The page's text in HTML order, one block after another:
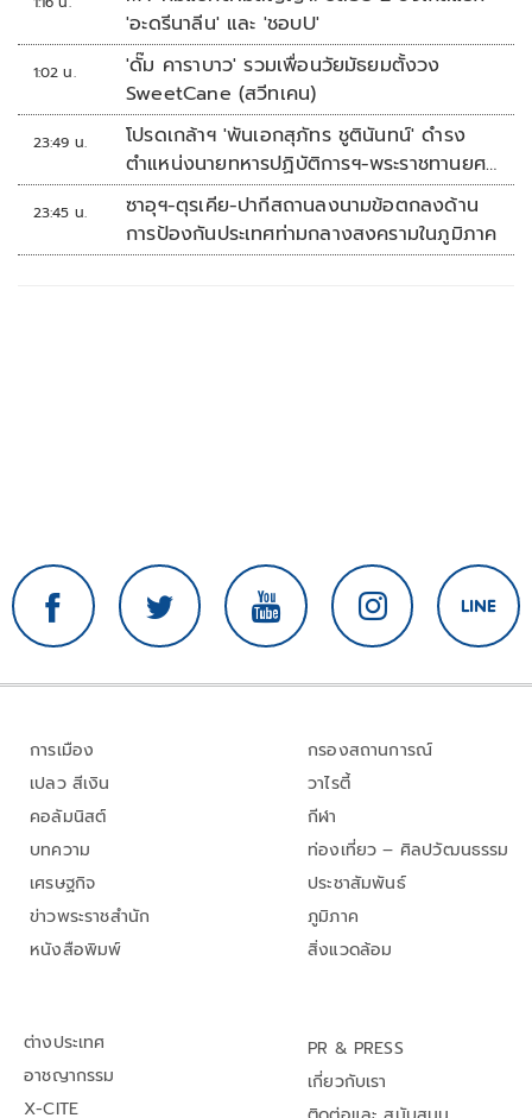
'อะดรีนาลีน' และ 'ชอบU'
1:02 น.
'ดั๊ม คาราบาว' รวมเพื่อนวัยมัธยมตั้งวง
SweetCane (สวีทเคน)
23:49 น.
โปรดเกล้าฯ 'พันเอกสุภัทร ชูตินันทน์' ดำรง
ตำแหน่งนายทหารปฏิบัติการฯ-พระราชทานยศ
'พลตรี'
23:45 น.
ซาอุฯ-ตุรเคีย-ปากีสถานลงนามข้อตกลงด้าน
การป้องกันประเทศท่ามกลางสงครามในภูมิภาค
การเมือง
เปลว สีเงิน
คอลัมนิสต์
บทความ
เศรษฐกิจ
ข่าวพระราชสำนัก
หนังสือพิมพ์
กรองสถานการณ์
วาไรตี้
กีฬา
ท่องเที่ยว – ศิลปวัฒนธรรม
ประชาสัมพันธ์
ภูมิภาค
สิ่งแวดล้อม
ต่างประเทศ
อาชญากรรม
X-CITE
PR & PRESS
เกี่ยวกับเรา